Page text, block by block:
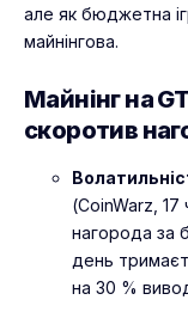
але як бюджетна
майнінгова.
Майнінг на
скоротив
(CoinWarz, 17
нагорода за
день
на 30 %